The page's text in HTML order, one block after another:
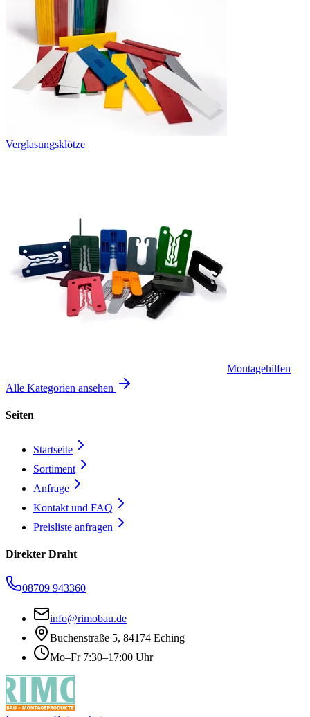
Verglasungsklötze
Montagehilfen
Alle Kategorien ansehen
Seiten
Startseite
Sortiment
Anfrage
Kontakt und FAQ
Preisliste anfragen
Direkter Draht
08709 943360
info@rimobau.de
Buchenstraße 5, 84174 Eching
Mo–Fr 7:30–17:00 Uhr